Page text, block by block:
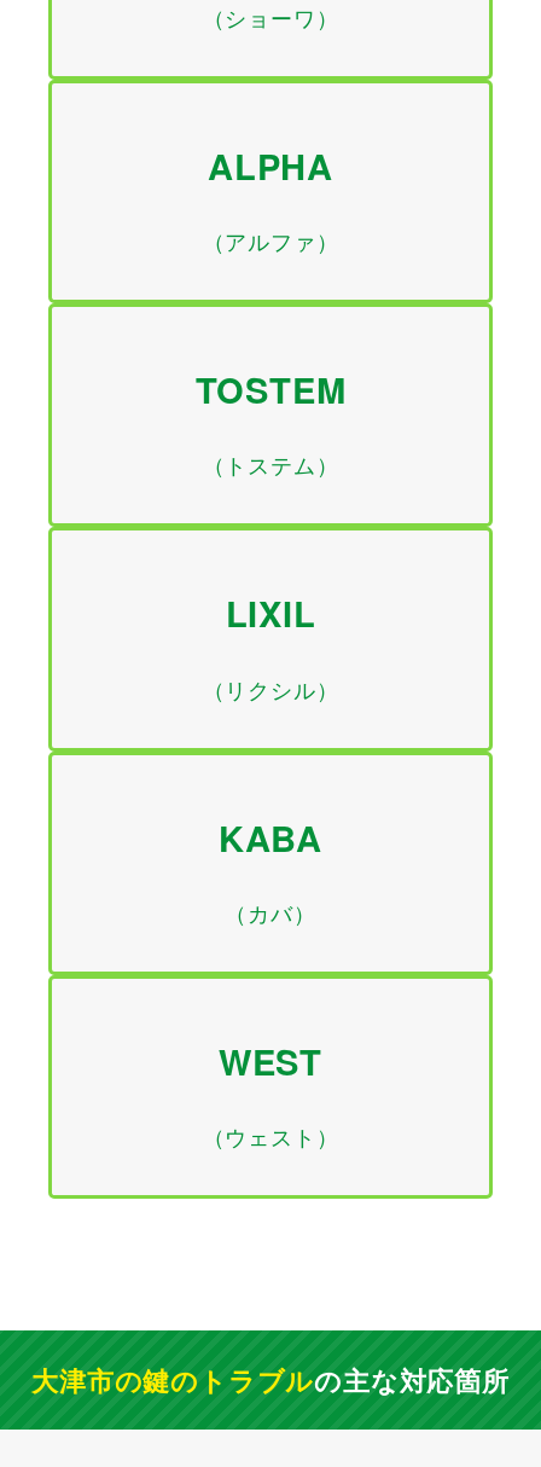
（ショーワ）
ALPHA
（アルファ）
TOSTEM
（トステム）
LIXIL
（リクシル）
KABA
（カバ）
WEST
（ウェスト）
大津市の鍵のトラブルの主な対応箇所